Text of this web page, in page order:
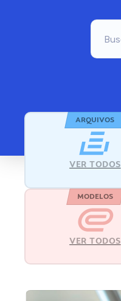
ARQUIVOS
VER TODOS
MODELOS
VER TODOS